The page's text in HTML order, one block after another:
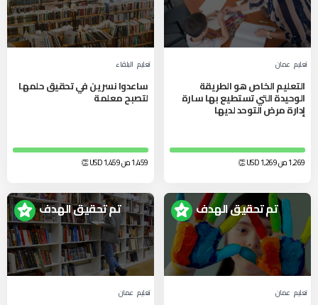
تعليم عمان
التعليم الخاص هو الطريقة
الوحيدة التي تستطيع بها سارة
إدارة مرض التوحد لديها
1,269 من 1,269 USD
👏
تعليم البلقاء‎
ساعدوا نسرين في تحقيق حلمها
لتصبح معلمة
1,459 من 1,459 USD
👏
تم تحقيق الهدف
تعليم عمان
تم تحقيق الهدف
تعليم عمان